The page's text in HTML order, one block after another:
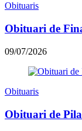
Obituaris
Obituari de
09/07/2026
Obituaris
Obituari de